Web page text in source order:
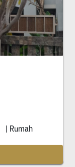
| Rumah